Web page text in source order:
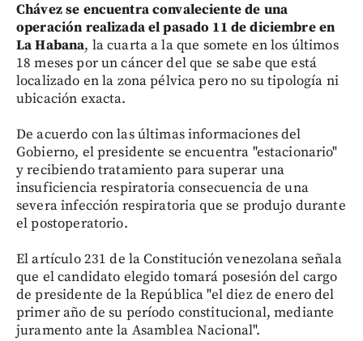
Chávez se encuentra convaleciente de una
operación realizada el pasado 11 de diciembre en
La Habana, la cuarta a la que somete en los últimos
18 meses por un cáncer del que se sabe que está
localizado en la zona pélvica pero no su tipología ni
ubicación exacta.
De acuerdo con las últimas informaciones del
Gobierno, el presidente se encuentra "estacionario"
y recibiendo tratamiento para superar una
insuficiencia respiratoria consecuencia de una
severa infección respiratoria que se produjo durante
el postoperatorio.
El artículo 231 de la Constitución venezolana señala
que el candidato elegido tomará posesión del cargo
de presidente de la República "el diez de enero del
primer año de su período constitucional, mediante
juramento ante la Asamblea Nacional".